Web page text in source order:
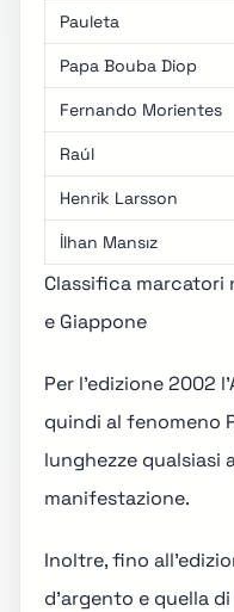
Pauleta
Papa Bouba Diop
Fernando Morientes
Raúl
Henrik Larsson
İlhan Mansız
Classifica marcatori
e Giappone
Per l'edizione 2002
quindi al fenomeno
lunghezze qualsiasi
manifestazione.
Inoltre, fino
d'argento e quella